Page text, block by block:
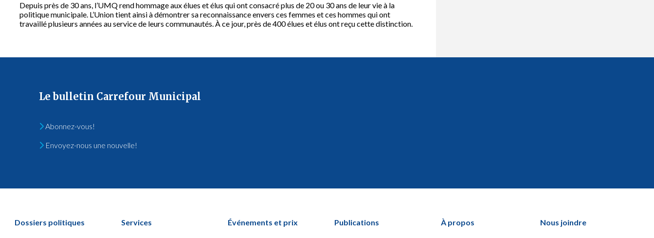
Depuis près de 30 ans, l’UMQ rend hommage aux élues et élus qui ont consacré plus de 20 ou 30 ans de leur vie à la
politique municipale. L’Union tient ainsi à démontrer sa reconnaissance envers ces femmes et ces hommes qui ont
travaillé plusieurs années au service de leurs communautés. À ce jour, près de 400 élues et élus ont reçu cette distinction.
Le bulletin Carrefour Municipal
Abonnez-vous!
Envoyez-nous une nouvelle!
Dossiers politiques Services Événements et prix Publications À propos Nous joindre